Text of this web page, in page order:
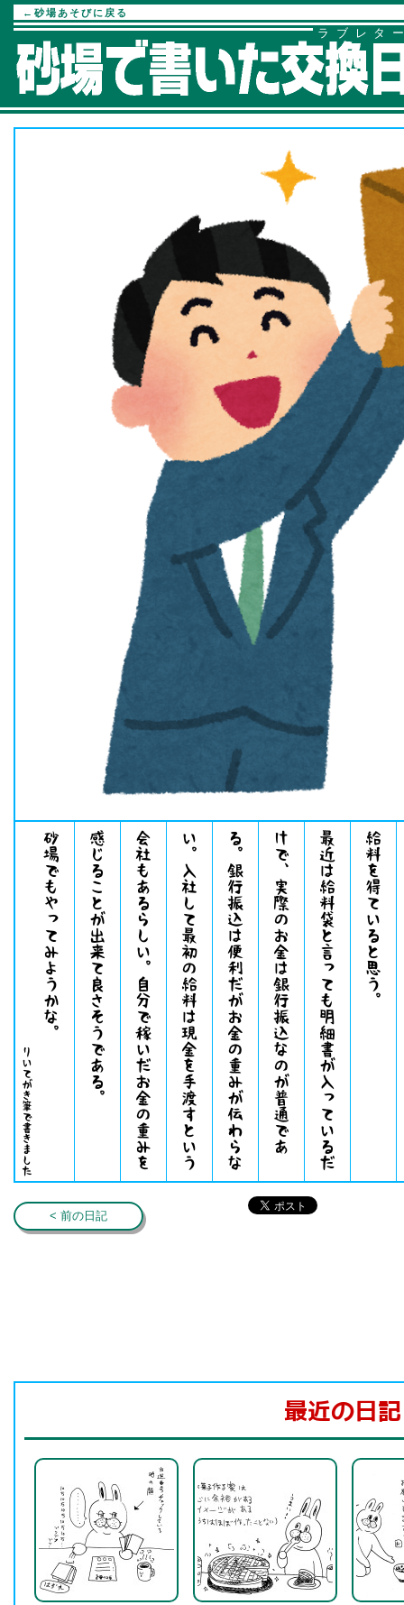
←砂場あそびに戻る
ラブレタ
。
最
近
は
給
料
袋
と
言
っ
て
も
明
細
書
が
入
っ
て
い
る
だ
け
で
、
実
際
の
お
金
は
銀
行
振
込
な
の
が
普
通
で
あ
る
。
銀
行
振
込
は
便
利
だ
が
お
金
の
重
み
が
伝
わ
ら
な
い
。
入
社
し
て
最
初
の
給
料
は
現
金
を
手
渡
す
と
い
う
会
社
も
あ
る
ら
し
い
。
自
分
で
稼
い
だ
お
金
の
重
み
を
感
じ
る
こ
と
が
出
来
て
良
さ
そ
う
で
あ
る
。
砂場でもやってみようかな。
りいてがき筆で書きました
< 前の日記
最近の日記